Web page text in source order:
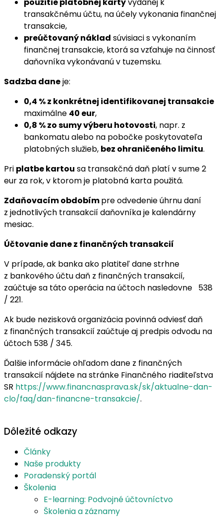
transakčnému účtu, na účely vykonania finančnej
transakcie,
preúčtovaný náklad súvisiaci s vykonaním
finančnej transakcie, ktorá sa vzťahuje na činnosť
daňovníka vykonávanú v tuzemsku.
Sadzba daneje:
0,4 % z konkrétnej identifikovanej transakcie
maximálne 40 eur,
0,8 % zo sumy výberu hotovosti, napr. z
bankomatu alebo na pobočke poskytovateľa
platobných služieb, bez ohraničeného limitu.
Pri platbe kartou sa transakčná daň platí v sume 2
eur za rok, v ktorom je platobná karta použitá.
Zdaňovacím obdobímpre odvedenie úhrnu daní
z jednotlivých transakcií daňovníka je kalendárny
mesiac.
Účtovanie dane z finančných transakcií
V prípade, ak banka ako platiteľ dane strhne
z bankového účtu daň z finančných transakcií,
zaúčtuje sa táto operácia na účtoch nasledovne 538
/ 221.
Ak bude nezisková organizácia povinná odviesť daň
z finančných transakcií zaúčtuje aj predpis odvodu na
účtoch 538 / 345.
Ďalšie informácie ohľadom dane z finančných
transakcií nájdete na stránke Finančného riaditeľstva
SR https://www.financnasprava.sk/sk/aktualne-dan-
clo/faq/dan-financne-transakcie/.
Dôležité odkazy
Články
Naše produkty
Poradenský portál
Školenia
E-learning: Podvojné účtovníctvo
Školenia a záznamy